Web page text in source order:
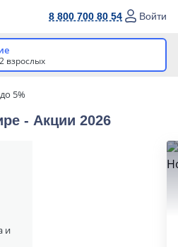
8 800 700 80 54 Войти
2 взрослых
5%
- Акции 2026
и